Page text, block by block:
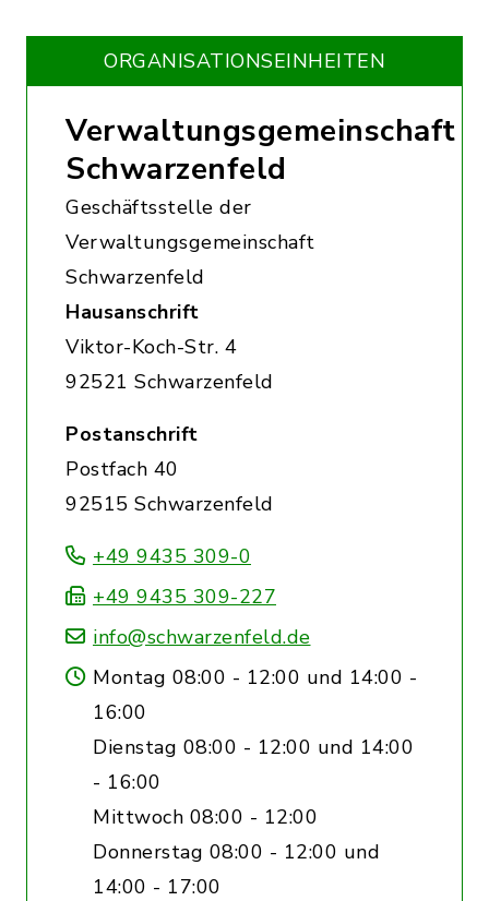
ORGANISATIONS­EINHEITEN
Verwaltungsgemeinschaft
Schwarzenfeld
Geschäftsstelle der
Verwaltungsgemeinschaft
Schwarzenfeld
Hausanschrift
Viktor-Koch-Str. 4
92521 Schwarzenfeld
Postanschrift
Postfach 40
92515 Schwarzenfeld
+49 9435 309-0
+49 9435 309-227
info@schwarzenfeld.de
Montag 08:00 - 12:00 und 14:00 -
16:00
Dienstag 08:00 - 12:00 und 14:00
- 16:00
Mittwoch 08:00 - 12:00
Donnerstag 08:00 - 12:00 und
14:00 - 17:00